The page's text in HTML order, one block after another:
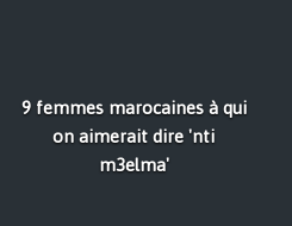
9 femmes marocaines à qui
on aimerait dire 'nti
m3elma'